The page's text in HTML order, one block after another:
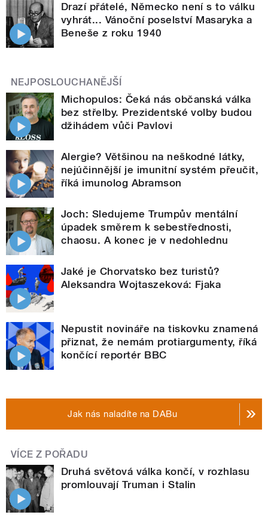
Drazí přátelé, Německo není s to válku
vyhrát... Vánoční poselství Masaryka a
Beneše z roku 1940
NEJPOSLOUCHANĚJŠÍ
Michopulos: Čeká nás občanská válka
bez střelby. Prezidentské volby budou
džihádem vůči Pavlovi
Alergie? Většinou na neškodné látky,
nejúčinnější je imunitní systém přeučit,
říká imunolog Abramson
Joch: Sledujeme Trumpův mentální
úpadek směrem k sebestřednosti,
chaosu. A konec je v nedohlednu
Jaké je Chorvatsko bez turistů?
Aleksandra Wojtaszeková: Fjaka
Nepustit novináře na tiskovku znamená
přiznat, že nemám protiargumenty, říká
končící reportér BBC
Jak nás naladíte na DABu
VÍCE Z POŘADU
Druhá světová válka končí, v rozhlasu
promlouvají Truman i Stalin